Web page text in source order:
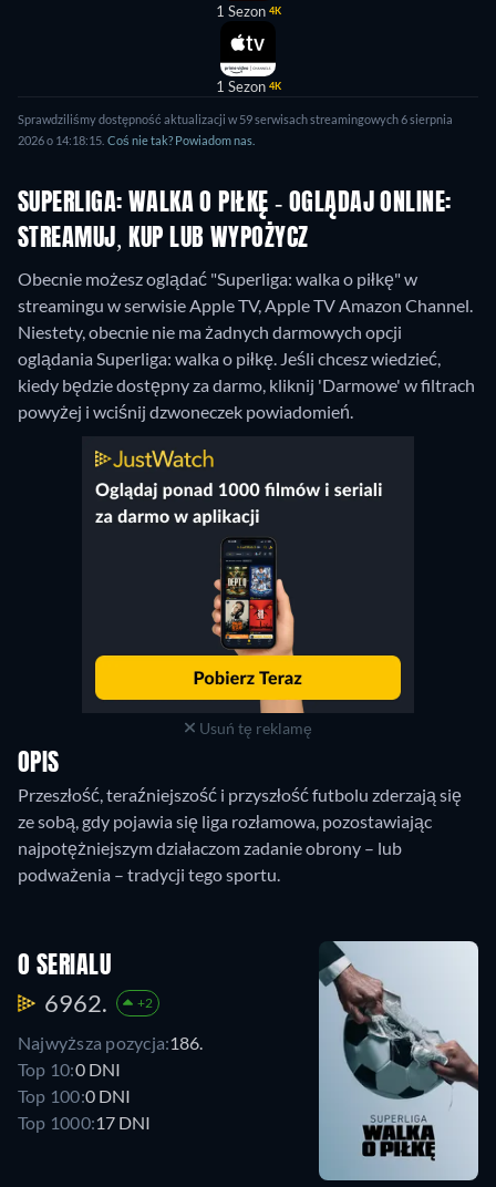
1 Sezon 4K
1 Sezon 4K
Sprawdziliśmy dostępność aktualizacji w 59 serwisach streamingowych 6 sierpnia
2026 o 14:18:15. Coś nie tak? Powiadom nas.
SUPERLIGA: WALKA O PIŁKĘ - OGLĄDAJ ONLINE:
STREAMUJ, KUP LUB WYPOŻYCZ
Obecnie możesz oglądać "Superliga: walka o piłkę" w
streamingu w serwisie Apple TV, Apple TV Amazon Channel.
Niestety, obecnie nie ma żadnych darmowych opcji
oglądania Superliga: walka o piłkę. Jeśli chcesz wiedzieć,
kiedy będzie dostępny za darmo, kliknij 'Darmowe' w filtrach
powyżej i wciśnij dzwoneczek powiadomień.
Usuń tę reklamę
OPIS
Przeszłość, teraźniejszość i przyszłość futbolu zderzają się
ze sobą, gdy pojawia się liga rozłamowa, pozostawiając
najpotężniejszym działaczom zadanie obrony – lub
podważenia – tradycji tego sportu.
O SERIALU
6962. +2
Najwyższa pozycja:186.
Top 10:0 DNI
Top 100:0 DNI
Top 1000:17 DNI